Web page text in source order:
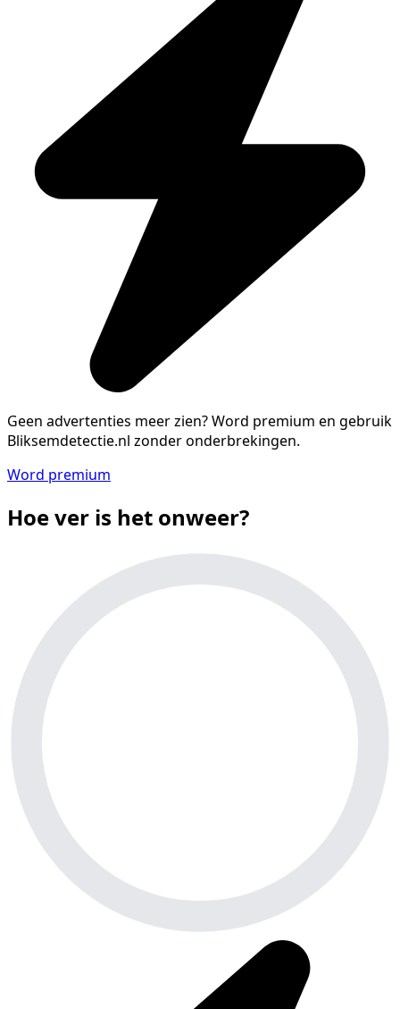
Geen advertenties meer zien?Word premium en gebruik
Bliksemdetectie.nl zonder onderbrekingen.
Word premium
Hoe ver is het onweer?